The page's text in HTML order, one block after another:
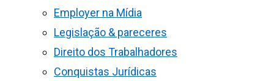
Employer na Mídia
Legislação & pareceres
Direito dos Trabalhadores
Conquistas Jurídicas